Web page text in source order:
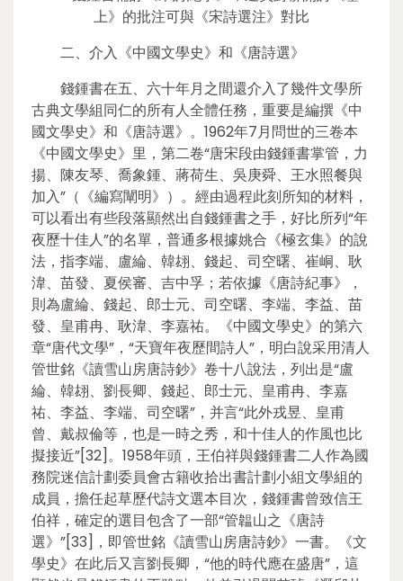
上》的批注可與《宋詩選注》對比
二、介入《中國文學史》和《唐詩選》
錢鍾書在五、六十年月之間還介入了幾件文學所
古典文學組同仁的所有人全體任務，重要是編撰《中
國文學史》和《唐詩選》。1962年7月問世的三卷本
《中國文學史》里，第二卷“唐宋段由錢鍾書掌管，力
揚、陳友琴、喬象鍾、蔣荷生、吳庚舜、王水照餐與
加入”（《編寫闡明》）。經由過程此刻所知的材料，
可以看出有些段落顯然出自錢鍾書之手，好比所列“年
夜歷十佳人”的名單，普通多根據姚合《極玄集》的說
法，指李端、盧綸、韓翃、錢起、司空曙、崔峒、耿
湋、苗發、夏侯審、吉中孚；若依據《唐詩紀事》，
則為盧綸、錢起、郎士元、司空曙、李端、李益、苗
發、皇甫冉、耿湋、李嘉祐。《中國文學史》的第六
章“唐代文學”，“天寶年夜歷間詩人”，明白說采用清人
管世銘《讀雪山房唐詩鈔》卷十八說法，列出是“盧
綸、韓翃、劉長卿、錢起、郎士元、皇甫冉、李嘉
祐、李益、李端、司空曙”，并言“此外戎昱、皇甫
曾、戴叔倫等，也是一時之秀，和十佳人的作風也比
擬接近”[32]。1958年頭，王伯祥與錢鍾書二人作為國
務院迷信計劃委員會古籍收拾出書計劃小組文學組的
成員，擔任起草歷代詩文選本目次，錢鍾書曾致信王
伯祥，確定的選目包含了一部“管韞山之《唐詩
選》”[33]，即管世銘《讀雪山房唐詩鈔》一書。《文
學史》在此后又言劉長卿，“他的時代應在盛唐”，這